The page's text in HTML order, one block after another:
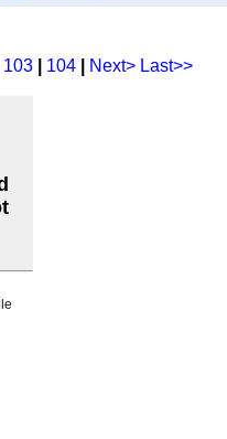
103| 104| Next> Last>>